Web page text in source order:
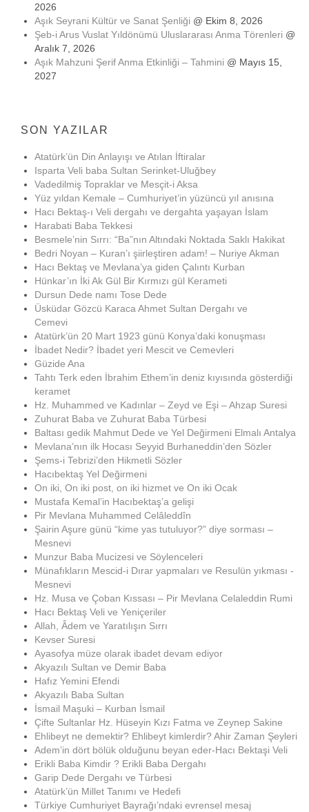
2026
Aşık Seyrani Kültür ve Sanat Şenliği @ Ekim 8, 2026
Şeb-i Arus Vuslat Yıldönümü Uluslararası Anma Törenleri @
Aralık 7, 2026
Aşık Mahzuni Şerif Anma Etkinliği – Tahmini @ Mayıs 15,
2027
SON YAZILAR
Atatürk’ün Din Anlayışı ve Atılan İftiralar
Isparta Veli baba Sultan Serinket-Uluğbey
Vadedilmiş Topraklar ve Mesçit-i Aksa
Yüz yıldan Kemale – Cumhuriyet’in yüzüncü yıl anısına
Hacı Bektaş-ı Veli dergahı ve dergahta yaşayan İslam
Harabati Baba Tekkesi
Besmele’nin Sırrı: “Ba”nın Altındaki Noktada Saklı Hakikat
Bedri Noyan – Kuran’ı şiirleştiren adam! – Nuriye Akman
Hacı Bektaş ve Mevlana’ya giden Çalıntı Kurban
Hünkar’ın İki Ak Gül Bir Kırmızı gül Kerameti
Dursun Dede namı Tose Dede
Üsküdar Gözcü Karaca Ahmet Sultan Dergahı ve
Cemevi
Atatürk’ün 20 Mart 1923 günü Konya’daki konuşması
İbadet Nedir? İbadet yeri Mescit ve Cemevleri
Güzide Ana
Tahtı Terk eden İbrahim Ethem’in deniz kıyısında gösterdiği
keramet
Hz. Muhammed ve Kadınlar – Zeyd ve Eşi – Ahzap Suresi
Zuhurat Baba ve Zuhurat Baba Türbesi
Baltası gedik Mahmut Dede ve Yel Değirmeni Elmalı Antalya
Mevlana’nın ilk Hocası Seyyid Burhaneddin’den Sözler
Şems-i Tebrizi’den Hikmetli Sözler
Hacıbektaş Yel Değirmeni
On iki, On iki post, on iki hizmet ve On iki Ocak
Mustafa Kemal’in Hacıbektaş’a gelişi
Pir Mevlana Muhammed Celâleddîn
Şairin Aşure günü “kime yas tutuluyor?” diye sorması –
Mesnevi
Munzur Baba Mucizesi ve Söylenceleri
Münafıkların Mescid-i Dırar yapmaları ve Resulün yıkması -
Mesnevi
Hz. Musa ve Çoban Kıssası – Pir Mevlana Celaleddin Rumi
Hacı Bektaş Veli ve Yeniçeriler
Allah, Âdem ve Yaratılışın Sırrı
Kevser Suresi
Ayasofya müze olarak ibadet devam ediyor
Akyazılı Sultan ve Demir Baba
Hafız Yemini Efendi
Akyazılı Baba Sultan
İsmail Maşuki – Kurban İsmail
Çifte Sultanlar Hz. Hüseyin Kızı Fatma ve Zeynep Sakine
Ehlibeyt ne demektir? Ehlibeyt kimlerdir? Ahir Zaman Şeyleri
Adem’in dört bölük olduğunu beyan eder-Hacı Bektaşi Veli
Erikli Baba Kimdir ? Erikli Baba Dergahı
Garip Dede Dergahı ve Türbesi
Atatürk’ün Millet Tanımı ve Hedefi
Türkiye Cumhuriyet Bayrağı’ndaki evrensel mesaj